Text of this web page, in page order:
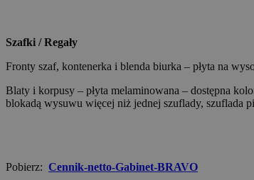
Szafki / Regały
Fronty szaf, kontenerka i blenda biurka – płyta na
Blaty i korpusy – płyta melaminowana – dostępna
blokadą wysuwu więcej niż jednej szuflady, szuflada
Pobierz: Cennik-netto-Gabinet-BRAVO